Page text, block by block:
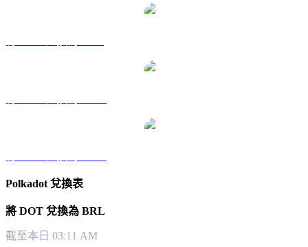
Polkadot 兌換表
將 DOT 兌換為 BRL
截至本日 03:11 AM